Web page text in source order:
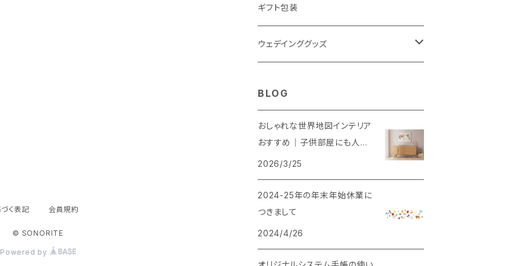
ギフト包装
ウェデインググッズ
BLOG
おしゃれな世界地図インテリア
おすすめ｜子供部屋にも人気
の理由とは？
2026/3/25
2024-25年の年末年始休業に
つきまして
2024/4/26
く表記 会員規約
© SONORITE
Powered by